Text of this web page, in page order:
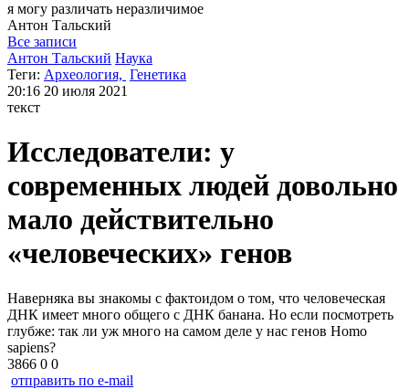
я могу различать неразличимое
Антон Тальский
Все записи
Антон Тальский Наука
Теги: Археология, Генетика
20:16 20 июля 2021
текст
Исследователи: у
современных людей довольно
мало действительно
«человеческих» генов
Наверняка вы знакомы с фактоидом о том, что человеческая
ДНК имеет много общего с ДНК банана. Но если посмотреть
глубже: так ли уж много на самом деле у нас генов Homo
sapiens?
3866 0 0
отправить по e-mail